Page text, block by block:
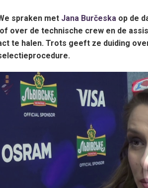
spraken met Jana Burčeska op de
over de technische crew en de
te halen. Trots geeft ze duiding